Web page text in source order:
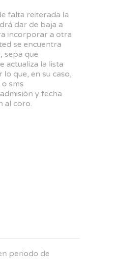
falta reiterada la
dar de baja a
incorporar a otra
se encuentra
sepa que
actualiza la lista
que, en su caso,
sms
y fecha
al coro.
periodo de